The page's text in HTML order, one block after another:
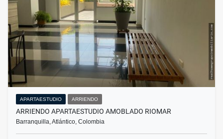
APARTAESTUDIO ARRIENDO
ARRIENDO APARTAESTUDIO AMOBLADO RIOMAR
Barranquilla, Atlántico, Colombia